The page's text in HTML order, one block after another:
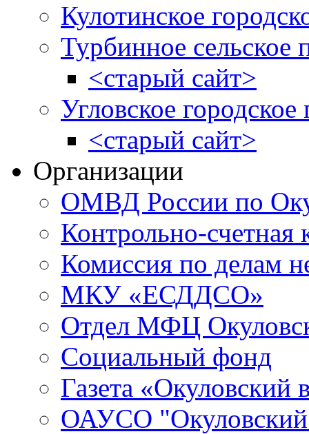
Кулотинское
Турбинное сельское
<старый сайт>
Угловское городское
<старый сайт>
Организации
ОМВД России по
Контрольно-счетная
Комиссия по делам
МКУ «ЕСДДСО»
Отдел МФЦ
Социальный фонд
Газета «Окуловский
ОАУСО